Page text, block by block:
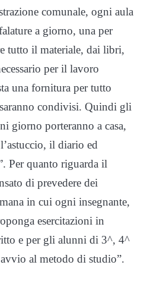
comunale, ogni aula
a giorno, una per
tutto il materiale, dai libri,
per il lavoro
una fornitura per tutto
condivisi. Quindi gli
giorno porteranno a casa,
il diario ed
Per quanto riguarda il
di prevedere dei
in cui ogni insegnante,
esercitazioni in
e per gli alunni di 3^, 4^
al metodo di studio”.